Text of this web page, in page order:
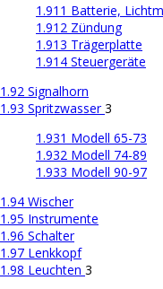
1.911 Batterie,
1.912 Zündung
1.913 Trägerplatte
1.914 Steuergeräte
1.92 Signalhorn
1.93 Spritzwasser3
1.931 Modell 65-73
1.932 Modell 74-89
1.933 Modell 90-97
1.94 Wischer
1.95 Instrumente
1.96 Schalter
1.97 Lenkkopf
1.98 Leuchten 3